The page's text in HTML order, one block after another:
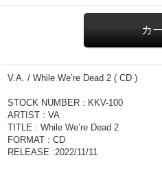
V.A. / While We’re Dead 2 ( CD )
STOCK NUMBER : KKV-100
ARTIST : VA
TITLE : While We’re Dead 2
FORMAT : CD
RELEASE :2022/11/11